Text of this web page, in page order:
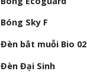
Bóng Sky F
Đèn bắt muỗi Bio 02
Đèn Đại Sinh